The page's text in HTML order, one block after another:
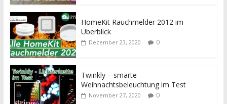
HomeKit Rauchmelder 2012 im
Überblick
Dezember 23, 2020 0
Twinkly – smarte
Weihnachtsbeleuchtung im Test
November 27, 2020 0